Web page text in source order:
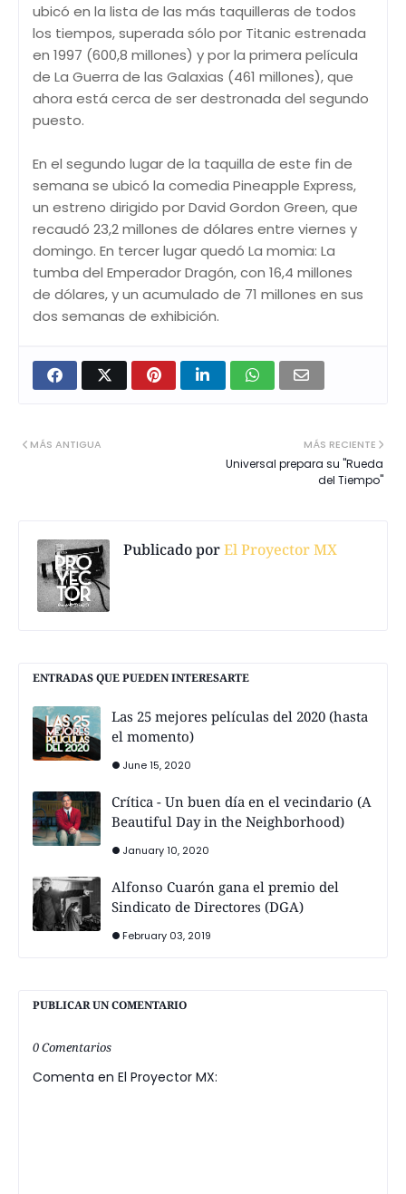
ubicó en la lista de las más taquilleras de todos
los tiempos, superada sólo por Titanic estrenada
en 1997 (600,8 millones) y por la primera película
de La Guerra de las Galaxias (461 millones), que
ahora está cerca de ser destronada del segundo
puesto.
En el segundo lugar de la taquilla de este fin de
semana se ubicó la comedia Pineapple Express,
un estreno dirigido por David Gordon Green, que
recaudó 23,2 millones de dólares entre viernes y
domingo. En tercer lugar quedó La momia: La
tumba del Emperador Dragón, con 16,4 millones
de dólares, y un acumulado de 71 millones en sus
dos semanas de exhibición.
MÁS RECIENTE
Universal prepara su "Rueda
del Tiempo"
MÁS ANTIGUA
Publicado porEl Proyector MX
ENTRADAS QUE PUEDEN INTERESARTE
Las 25 mejores películas del 2020 (hasta
el momento)
June 15, 2020
Crítica - Un buen día en el vecindario (A
Beautiful Day in the Neighborhood)
January 10, 2020
Alfonso Cuarón gana el premio del
Sindicato de Directores (DGA)
February 03, 2019
PUBLICAR UN COMENTARIO
0 Comentarios
Comenta en El Proyector MX: